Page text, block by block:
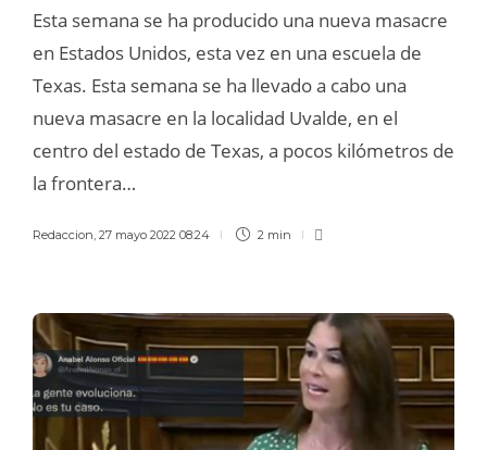
Esta semana se ha producido una nueva masacre
en Estados Unidos, esta vez en una escuela de
Texas. Esta semana se ha llevado a cabo una
nueva masacre en la localidad Uvalde, en el
centro del estado de Texas, a pocos kilómetros de
la frontera…
Redaccion, 27 mayo 2022 08:24 2 min